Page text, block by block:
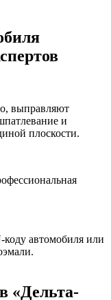
выправляют
и
плоскости.
автомобиля или